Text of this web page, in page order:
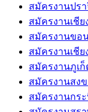
สมัครงานปร
สมัครงานเชีย
สมัครงานขอ
สมัครงานเชีย
สมัครงานภูเก็
สมัครงานสง
สมัครงานกร